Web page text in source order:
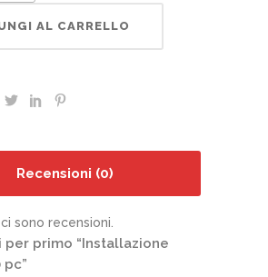
AL CARRELLO
Recensioni (0)
sono recensioni.
per primo “Installazione
pc”